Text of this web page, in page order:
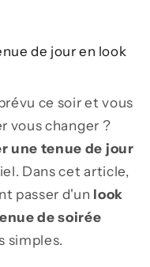
de jour en look
ce soir et vous
vous changer ?
une tenue de jour
Dans cet article,
passer d'un look
de soirée
simples.